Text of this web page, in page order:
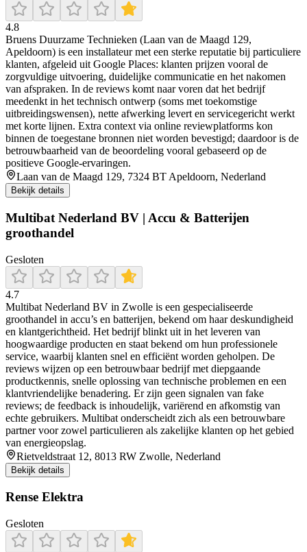
4.8
Bruens Duurzame Technieken (Laan van de Maagd 129,
Apeldoorn) is een installateur met een sterke reputatie bij particuliere
klanten, afgeleid uit Google Places: klanten prijzen vooral de
zorgvuldige uitvoering, duidelijke communicatie en het nakomen
van afspraken. In de reviews komt naar voren dat het bedrijf
meedenkt in het technisch ontwerp (soms met toekomstige
uitbreidingswensen), nette afwerking levert en servicegericht werkt
met korte lijnen. Extra context via online reviewplatforms kon
binnen de toegestane bronnen niet worden bevestigd; daardoor is de
betrouwbaarheid van de beoordeling vooral gebaseerd op de
positieve Google-ervaringen.
Laan van de Maagd 129, 7324 BT Apeldoorn, Nederland
Bekijk details
Multibat Nederland BV | Accu & Batterijen
groothandel
Gesloten
4.7
Multibat Nederland BV in Zwolle is een gespecialiseerde
groothandel in accu’s en batterijen, bekend om haar deskundigheid
en klantgerichtheid. Het bedrijf blinkt uit in het leveren van
hoogwaardige producten en staat bekend om hun professionele
service, waarbij klanten snel en efficiënt worden geholpen. De
reviews wijzen op een betrouwbaar bedrijf met diepgaande
productkennis, snelle oplossing van technische problemen en een
klantvriendelijke benadering. Er zijn geen signalen van fake
reviews; de feedback is inhoudelijk, variërend en afkomstig van
echte gebruikers. Multibat onderscheidt zich als een betrouwbare
partner voor zowel particulieren als zakelijke klanten op het gebied
van energieopslag.
Rietveldstraat 12, 8013 RW Zwolle, Nederland
Bekijk details
Rense Elektra
Gesloten